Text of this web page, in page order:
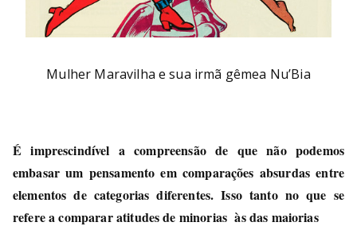
Mulher Maravilha e sua irmã gêmea Nu’Bia
É imprescindível a compreensão de que não podemos
embasar um pensamento em comparações absurdas entre
elementos de categorias diferentes. Isso tanto no que se
refere a comparar atitudes de minorias às das maiorias